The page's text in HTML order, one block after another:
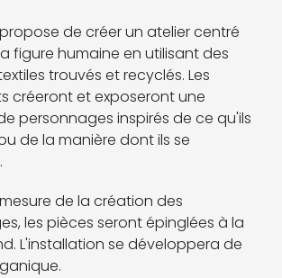
de créer un atelier centré
figure humaine en utilisant des
trouvés et recyclés. Les
créeront et exposeront une
personnages inspirés de ce qu'ils
de la manière dont ils se
de la création des
les pièces seront épinglées à la
L'installation se développera de